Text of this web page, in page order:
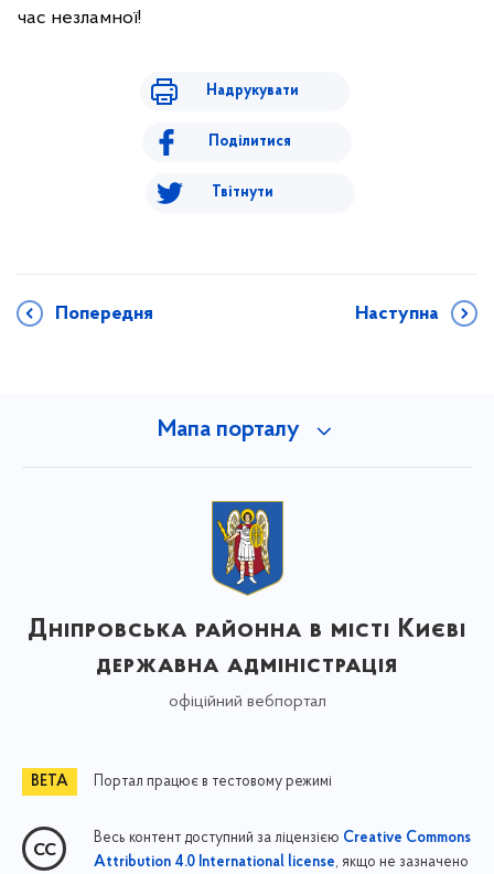
час незламної!
Надрукувати
Поділитися
Твітнути
Попередня Наступна
Мапа порталу
Дніпровська районна в місті Києві
державна адміністрація
офіційний вебпортал
Портал працює в тестовому режимі
Весь контент доступний за ліцензією Creative Commons
Attribution 4.0 International license, якщо не зазначено